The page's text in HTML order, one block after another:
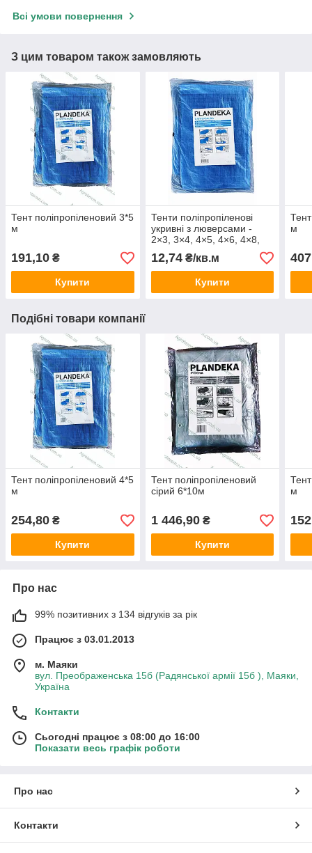
Всі умови повернення
З цим товаром також замовляють
Тент поліпропіленовий 3*5
м
191,10 ₴
Купити
Тенти поліпропіленові
укривні з люверсами -
2×3, 3×4, 4×5, 4×6, 4×8,
5×6, 5×8, 6×10 та інші
12,74₴/кв.м
Купити
м
Подібні товари компанії
Тент поліпропіленовий 4*5
м
254,80 ₴
Купити
Тент поліпропіленовий
сірий 6*10м
1 446,90₴
Купити
м
Про нас
99% позитивних з 134 відгуків за рік
Працює з 03.01.2013
м. Маяки
вул. Преображенська 15б (Радянської армії 15б ), Маяки,
Україна
Контакти
Сьогодні працює з 08:00 до 16:00
Показати весь графік роботи
Про нас
Контакти